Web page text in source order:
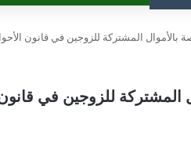
بالأموال المشتركة للزوجين في قانون
المشتركة للزوجين في